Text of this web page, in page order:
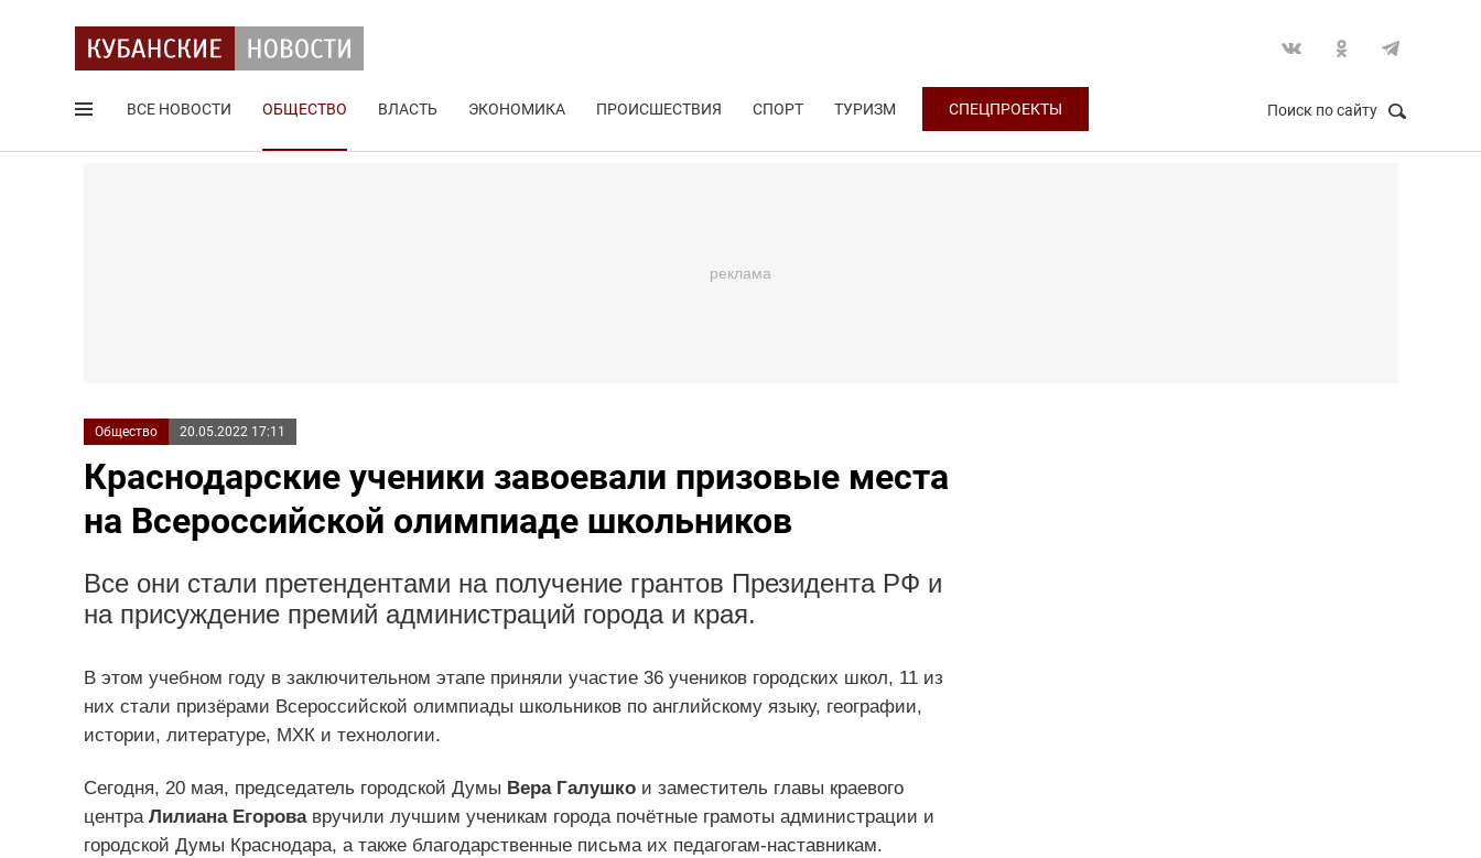
ВСЕ НОВОСТИ ОБЩЕСТВО ВЛАСТЬ ЭКОНОМИКА ПРОИСШЕСТВИЯ СПОРТ ТУРИЗМ СПЕЦПРОЕКТЫ Поиск по сайту
Общество 20.05.2022 17:11
Краснодарские ученики завоевали призовые места
на Всероссийской олимпиаде школьников
Все они стали претендентами на получение грантов Президента РФ и
на присуждение премий администраций города и края.
В этом учебном году в заключительном этапе приняли участие 36 учеников городских школ, 11 из
них стали призёрами Всероссийской олимпиады школьников по английскому языку, географии,
истории, литературе, МХК и технологии.
Сегодня, 20 мая, председатель городской Думы Вера Галушкои заместитель главы краевого
центра Лилиана Егоровавручили лучшим ученикам города почётные грамоты администрации и
городской Думы Краснодара, а также благодарственные письма их педагогам-наставникам.